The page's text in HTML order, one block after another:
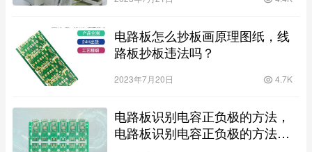
电路板怎么抄板画原理图纸，线
路板抄板违法吗？
2023年7月20日 4.7K
电路板识别电容正负极的方法，
电路板识别电容正负极的方法有